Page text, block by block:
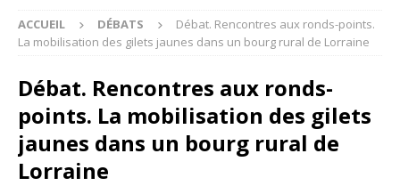
ACCUEIL DÉBATS
Débat. Rencontres aux ronds-points.
La mobilisation des gilets jaunes dans un bourg rural de Lorraine
Débat. Rencontres aux ronds-
points. La mobilisation des gilets
jaunes dans un bourg rural de
Lorraine